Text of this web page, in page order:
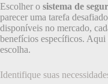
Escolher o sistema de
parecer uma tarefa
disponíveis no mercado,
benefícios específicos. Aqui
escolha.
Identifique suas